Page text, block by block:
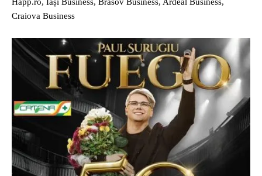
Happ.ro, Iași Business, Brasov Business, Ardeal Business,
Craiova Business